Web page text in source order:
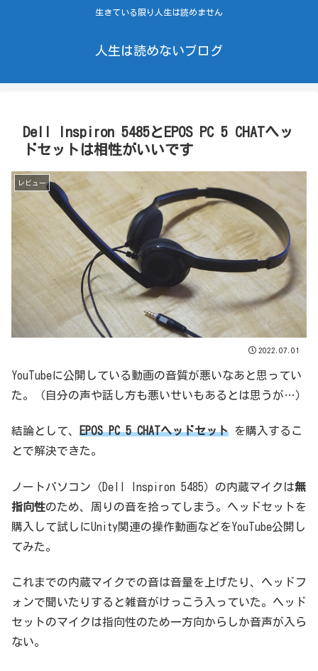
生きている限り人生は読めません
人生は読めないブログ
Dell Inspiron 5485とEPOS PC 5 CHATヘッ
ドセットは相性がいいです
レビュー
2022.07.01
YouTubeに公開している動画の音質が悪いなあと思ってい
た。（自分の声や話し方も悪いせいもあるとは思うが…）
結論として、 EPOS PC 5 CHATヘッドセット を購入するこ
とで解決できた。
ノートパソコン（Dell Inspiron 5485）の内蔵マイクは無
指向性のため、周りの音を拾ってしまう。ヘッドセットを
購入して試しにUnity関連の操作動画などをYouTube公開し
てみた。
これまでの内蔵マイクでの音は音量を上げたり、ヘッドフ
ォンで聞いたりすると雑音がけっこう入っていた。ヘッド
セットのマイクは指向性のため一方向からしか音声が入ら
ない。